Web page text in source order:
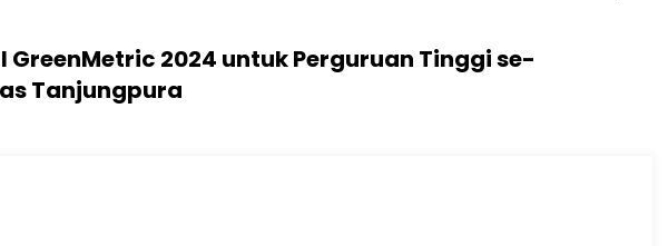
GreenMetric 2024 untuk Perguruan Tinggi se-
Tanjungpura